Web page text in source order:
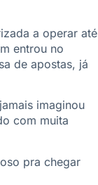
a operar até
entrou no
de apostas, já
imaginou
com muita
pra chegar